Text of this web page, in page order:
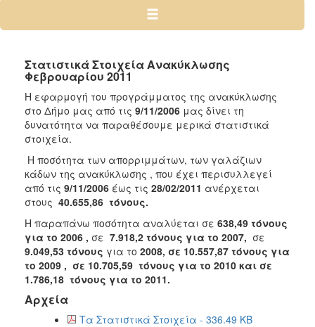
2024
2022
2021
2020
2019
2018
2017
2016
2015
2013
2012
2011
2010
Στατιστικά Στοιχεία Ανακύκλωσης
Φεβρουαρίου 2011
H εφαρμογή του προγράμματος της ανακύκλωσης
στο Δήμο μας από τις 9/11/2006 μας δίνει τη
δυνατότητα να παραθέσουμε μερικά στατιστικά
στοιχεία.
Η ποσότητα των απορριμμάτων, των γαλάζιων
κάδων της ανακύκλωσης , που έχει περισυλλεγεί
από τις 9/11/2006 έως τις 28/02/2011 ανέρχεται
στους 40.655,86 τόνους.
Η παραπάνω ποσότητα αναλύεται σε 638,49 τόνους
για το 2006 , σε 7.918,2 τόνους για το 2007, σε
9.049,53 τόνους για το 2008, σε 10.557,87 τόνους για
το 2009 , σε 10.705,59 τόνους για το 2010 και σε
1.786,18 τόνους για το 2011.
Αρχεία
Τα Στατιστικά Στοιχεία - 336.49 KB